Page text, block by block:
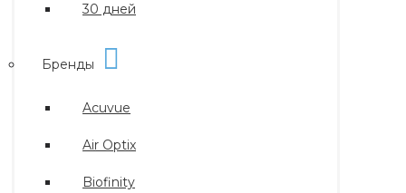
30 дней
Бренды
Acuvue
Air Optix
Biofinity